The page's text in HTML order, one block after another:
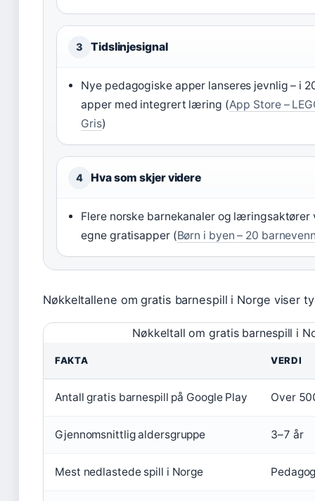
3 Tidslinjesignal
Nye pedagogiske apper lanseres jevnlig – i
apper med integrert læring (App Store –
Gris)
4 Hva som skjer videre
Flere norske barnekanaler og læringsaktører
egne gratisapper (Børn i byen – 20
Nøkkeltallene om gratis barnespill i Norge viser
Nøkkeltall om gratis barnespill i
FAKTA VERDI
Antall gratis barnespill på Google Play Over
Gjennomsnittlig aldersgruppe 3–7 år
Mest nedlastede spill i Norge